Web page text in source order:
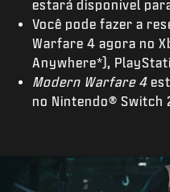
estará disponível
Você pode fazer a
Warfare 4 agora no
Anywhere*),
Modern Warfare 4
no Nintendo® Switch